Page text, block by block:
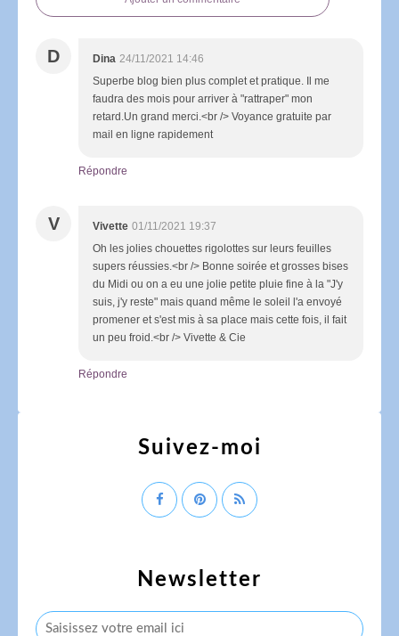
D Dina 24/11/2021 14:46
Superbe blog bien plus complet et pratique. Il me
faudra des mois pour arriver à "rattraper" mon
retard.Un grand merci.<br /> Voyance gratuite par
mail en ligne rapidement
Répondre
V Vivette 01/11/2021 19:37
Oh les jolies chouettes rigolottes sur leurs feuilles
supers réussies.<br /> Bonne soirée et grosses bises
du Midi ou on a eu une jolie petite pluie fine à la "J'y
suis, j'y reste" mais quand même le soleil l'a envoyé
promener et s'est mis à sa place mais cette fois, il fait
un peu froid.<br /> Vivette & Cie
Répondre
Newsletter
Suivez-moi